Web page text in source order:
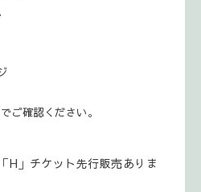
ご確認ください。
H」チケット先行販売ありま